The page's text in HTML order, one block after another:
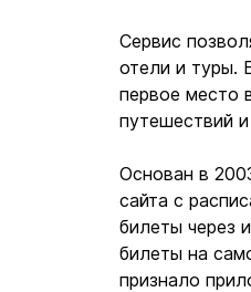
Сервис
отели и туры.
первое место
путешествий
Основан в
сайта с
билеты через
билеты на
признало